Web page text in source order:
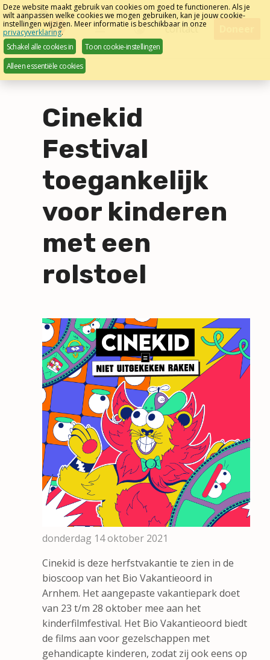
Sla
links
over
Direct
naar
inhoud
Menu
Nederlands
contact
Cinekid
Festival
toegankelijk
voor kinderen
met een
rolstoel
donderdag 14 oktober 2021
Cinekid is deze herfstvakantie te zien in de
bioscoop van het Bio Vakantieoord in
Arnhem. Het aangepaste vakantiepark doet
van 23 t/m 28 oktober mee aan het
kinderfilmfestival. Het Bio Vakantieoord biedt
de films aan voor gezelschappen met
gehandicapte kinderen, zodat zij ook eens op
Deze website maakt gebruik van cookies om goed te functioneren. Als je
wilt aanpassen welke cookies we mogen gebruiken, kan je jouw cookie-
instellingen wijzigen. Meer informatie is beschikbaar in onze
privacyverklaring.
Schakel alle cookies in
Toon cookie-instellingen
Alleen essentiële cookies